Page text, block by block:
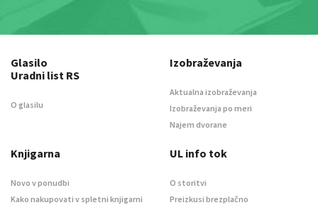
Glasilo
Uradni list RS
O glasilu
Izobraževanja
Aktualna izobraževanja
Izobraževanja po meri
Najem dvorane
Knjigarna
Novo v ponudbi
Kako nakupovati v spletni knjigarni
UL info tok
O storitvi
Preizkusi brezplačno